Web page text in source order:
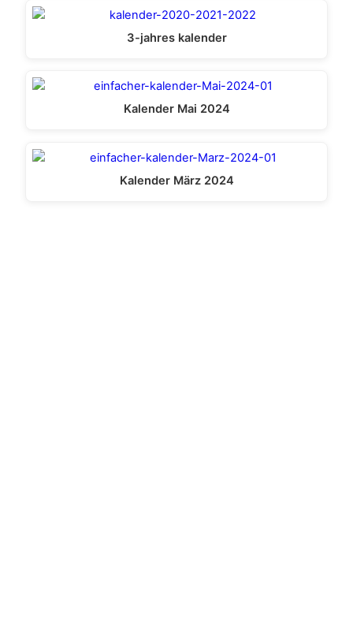
3-jahres kalender
Kalender Mai 2024
Kalender März 2024